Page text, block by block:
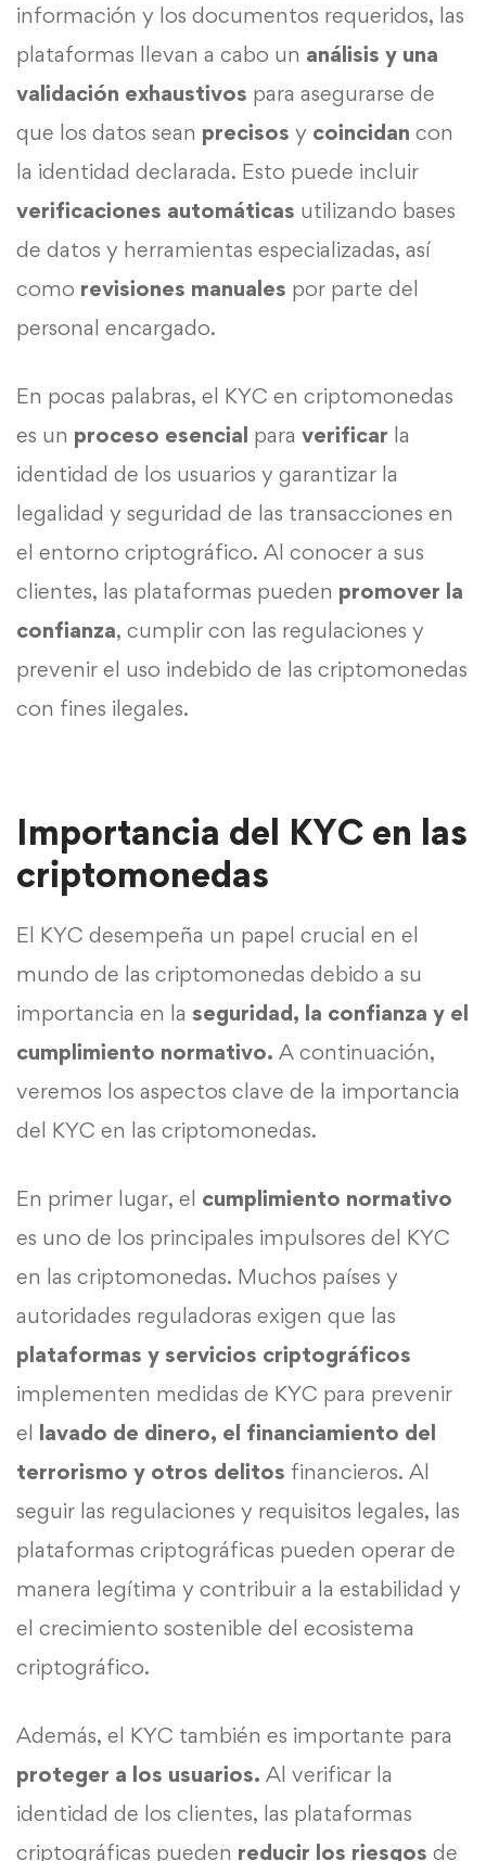
información y los documentos requeridos, las
plataformas llevan a cabo un análisis y una
validación exhaustivos para asegurarse de
que los datos sean precisos y coincidan con
la identidad declarada. Esto puede incluir
verificaciones automáticas utilizando bases
de datos y herramientas especializadas, así
como revisiones manuales por parte del
personal encargado.
En pocas palabras, el KYC en criptomonedas
es un proceso esencial para verificar la
identidad de los usuarios y garantizar la
legalidad y seguridad de las transacciones en
el entorno criptográfico. Al conocer a sus
clientes, las plataformas pueden promover la
confianza, cumplir con las regulaciones y
prevenir el uso indebido de las criptomonedas
con fines ilegales.
Importancia del KYC en las
criptomonedas
El KYC desempeña un papel crucial en el
mundo de las criptomonedas debido a su
importancia en la seguridad, la confianza y el
cumplimiento normativo. A continuación,
veremos los aspectos clave de la importancia
del KYC en las criptomonedas.
En primer lugar, el cumplimiento normativo
es uno de los principales impulsores del KYC
en las criptomonedas. Muchos países y
autoridades reguladoras exigen que las
plataformas y servicios criptográficos
implementen medidas de KYC para prevenir
el lavado de dinero, el financiamiento del
terrorismo y otros delitos financieros. Al
seguir las regulaciones y requisitos legales, las
plataformas criptográficas pueden operar de
manera legítima y contribuir a la estabilidad y
el crecimiento sostenible del ecosistema
criptográfico.
Además, el KYC también es importante para
proteger a los usuarios. Al verificar la
identidad de los clientes, las plataformas
criptográficas pueden reducir los riesgos de